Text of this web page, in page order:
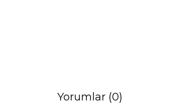
Yorumlar (0)